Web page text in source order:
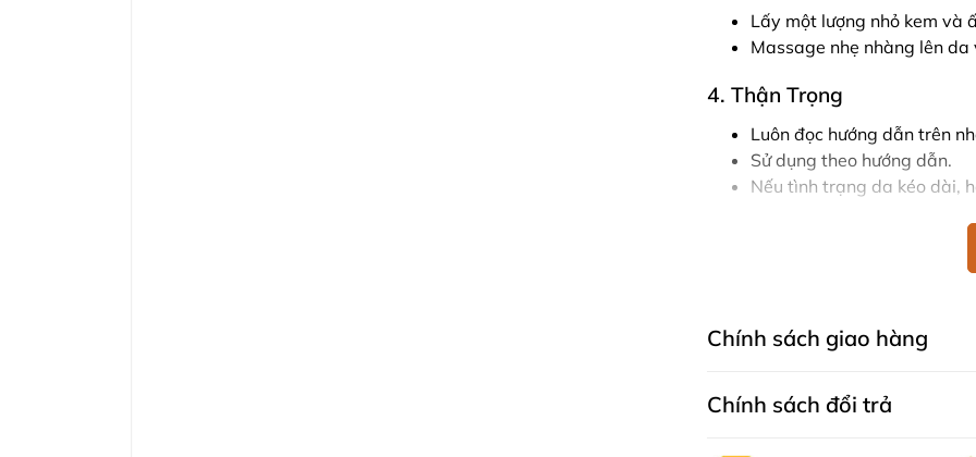
Lấy một lượng nhỏ kem và
Massage nhẹ nhàng lên
4. Thận Trọng
Luôn đọc hướng dẫn trên
Sử dụng theo hướng dẫn.
Nếu tình trạng da kéo dài,
Kem dưỡng ẩm G&M Goats
da mềm mịn mà còn giúp bảo
* Lưu ý: Các sản phẩm là thực
cơ địa của từng người.
Chính sách giao hàng
Chính sách đổi trả